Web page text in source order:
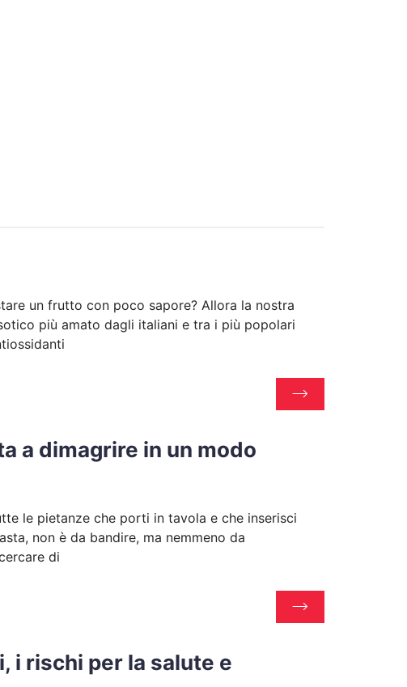
un frutto con poco sapore? Allora la nostra
più amato dagli italiani e tra i più popolari
a dimagrire in un modo
le pietanze che porti in tavola e che inserisci
non è da bandire, ma nemmeno da
di
i rischi per la salute e